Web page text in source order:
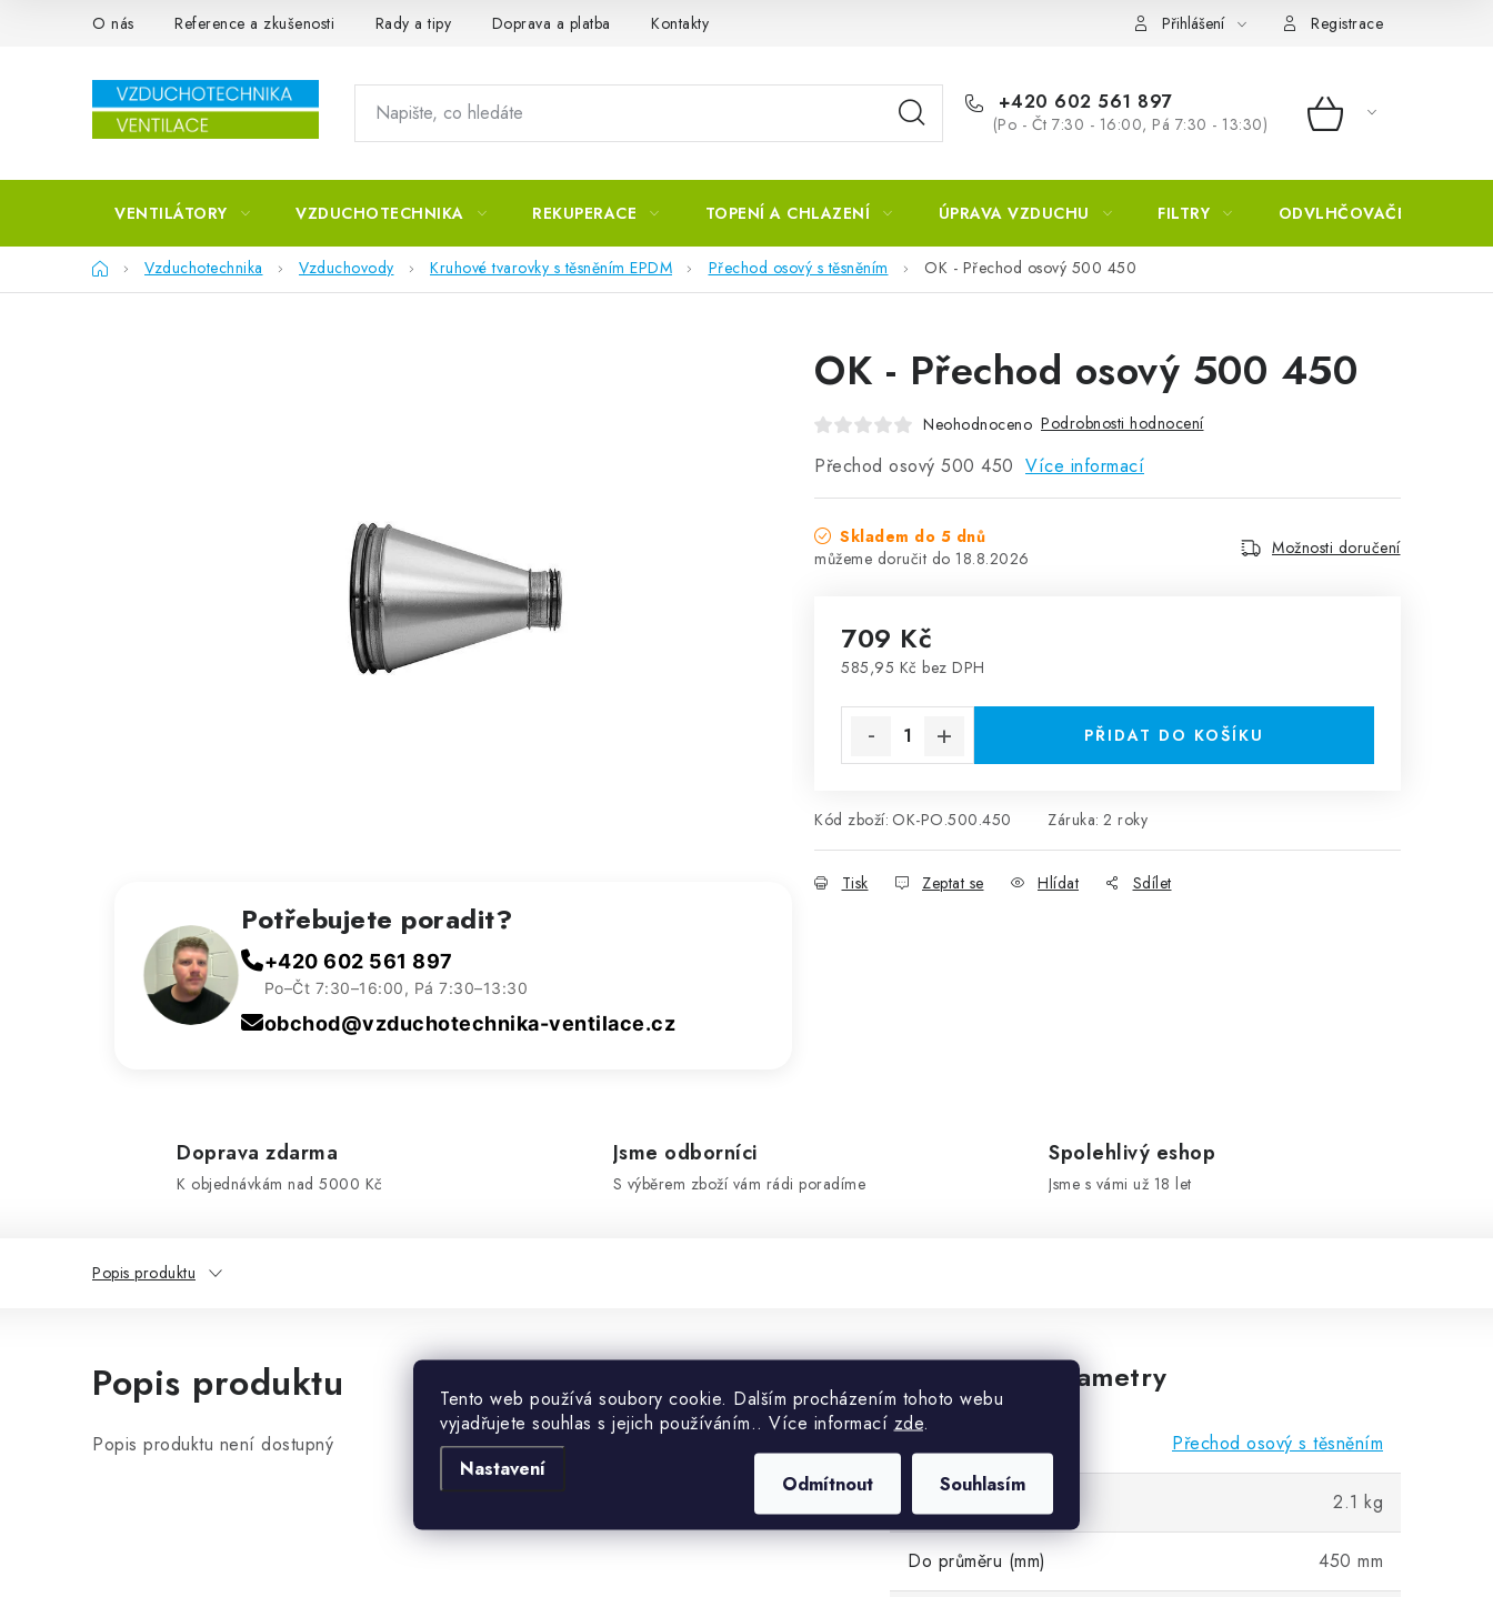
Tento web používá soubory cookie. Dalším procházením tohoto webu
vyjadřujete souhlas s jejich používáním.. Více informací zde.
Nastavení
Odmítnout Souhlasím
Přejít na obsahO nás Reference a zkušenosti Rady a tipy Doprava a platba Kontakty Přihlášení Registrace
+420 602 561 897
(Po - Čt 7:30 - 16:00, Pá 7:30 - 13:30) NÁKUPNÍ
VENTILÁTORY VZDUCHOTECHNIKA REKUPERACE TOPENÍ A CHLAZENÍ ÚPRAVA VZDUCHU FILTRY ODVLHČOVAČE
DomůVzduchotechnika Vzduchovody Kruhové tvarovky s těsněním EPDM Přechod osový s těsněním OK - Přechod osový 500 450
OK - Přechod osový 500 450
Neohodnoceno Podrobnosti hodnocení
Přechod osový 500 450 Více informací
Skladem do 5 dnů
18.8.2026
Možnosti doručení
709 Kč
585,95 Kč bez DPH
PŘIDAT DO KOŠÍKU
Kód zboží: OK-PO.500.450 Záruka: 2 roky
Tisk Zeptat se Hlídat Sdílet
Potřebujete poradit?
+420 602 561 897
Po–Čt 7:30–16:00, Pá 7:30–13:30
obchod@vzduchotechnika-ventilace.cz
Doprava zdarma
K objednávkám nad 5000 Kč
Jsme odborníci
S výběrem zboží vám rádi poradíme
Spolehlivý eshop
Jsme s vámi už 18 let
Popis produktu
Popis produktu
Popis produktu není dostupný
Doplňkové parametry
Přechod osový s těsněním
2.1 kg
Do průměru (mm) 450 mm